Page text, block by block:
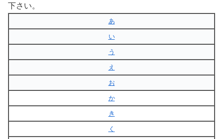
下さい。
あ
い
う
え
お
か
き
く